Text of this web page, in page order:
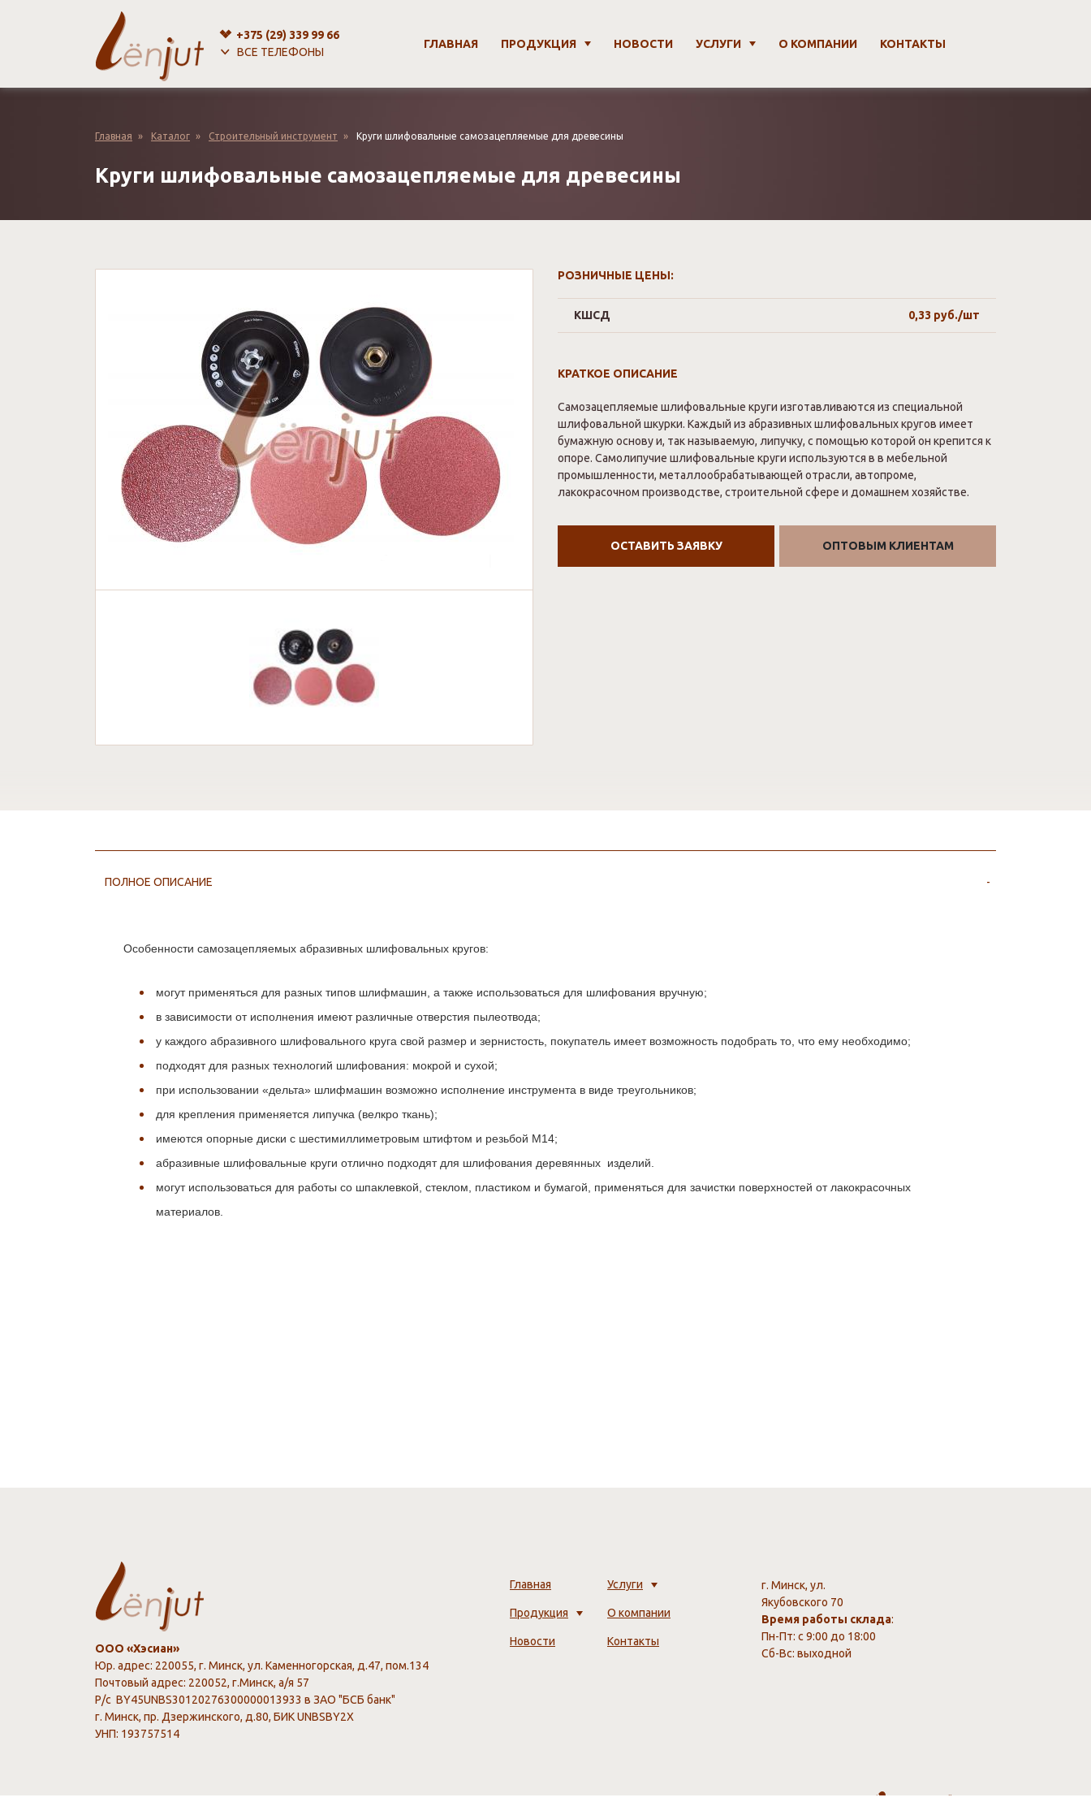
+375 (29) 339 99 66
ВСЕ ТЕЛЕФОНЫ
ГЛАВНАЯ ПРОДУКЦИЯ НОВОСТИ УСЛУГИ О КОМПАНИИ КОНТАКТЫ
Главная Каталог Строительный инструмент Круги шлифовальные самозацепляемые для древесины
Круги шлифовальные самозацепляемые для древесины
РОЗНИЧНЫЕ ЦЕНЫ:
КШСД 0,33 руб./шт
КРАТКОЕ ОПИСАНИЕ
Самозацепляемые шлифовальные круги изготавливаются из специальной
шлифовальной шкурки. Каждый из абразивных шлифовальных кругов имеет
бумажную основу и, так называемую, липучку, с помощью которой он крепится к
опоре. Cамолипучие шлифовальные круги используются в в мебельной
промышленности, металлообрабатывающей отрасли, автопроме,
лакокрасочном производстве, строительной сфере и домашнем хозяйстве.
ОСТАВИТЬ ЗАЯВКУ ОПТОВЫМ КЛИЕНТАМ
ПОЛНОЕ ОПИСАНИЕ
Особенности самозацепляемых абразивных шлифовальных кругов:
могут применяться для разных типов шлифмашин, а также использоваться для шлифования вручную;
в зависимости от исполнения имеют различные отверстия пылеотвода;
у каждого абразивного шлифовального круга свой размер и зернистость, покупатель имеет возможность подобрать то, что ему необходимо;
подходят для разных технологий шлифования: мокрой и сухой;
при использовании «дельта» шлифмашин возможно исполнение инструмента в виде треугольников;
для крепления применяется липучка (велкро ткань);
имеются опорные диски с шестимиллиметровым штифтом и резьбой М14;
абразивные шлифовальные круги отлично подходят для шлифования деревянных изделий.
могут использоваться для работы со шпаклевкой, стеклом, пластиком и бумагой, применяться для зачистки поверхностей от лакокрасочных
материалов.
ООО «Хэсиан»
Юр. адрес: 220055, г. Минск, ул. Каменногорская, д.47, пом.134
Почтовый адрес: 220052, г.Минск, а/я 57
Р/с BY45UNBS30120276300000013933 в ЗАО "БСБ банк"
г. Минск, пр. Дзержинского, д.80, БИК UNBSBY2X
УНП: 193757514
Главная
Продукция
Новости
Услуги
О компании
Контакты
г. Минск, ул.
Якубовского 70
Время работы склада:
Пн-Пт: с 9:00 до 18:00
Сб-Вс: выходной
Создание сайта